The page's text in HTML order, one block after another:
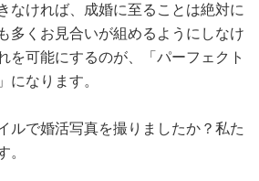
なければ、成婚に至ることは絶対に
多くお見合いが組めるようにしなけ
を可能にするのが、「パーフェクト
になります。
ルで婚活写真を撮りましたか？私た
。